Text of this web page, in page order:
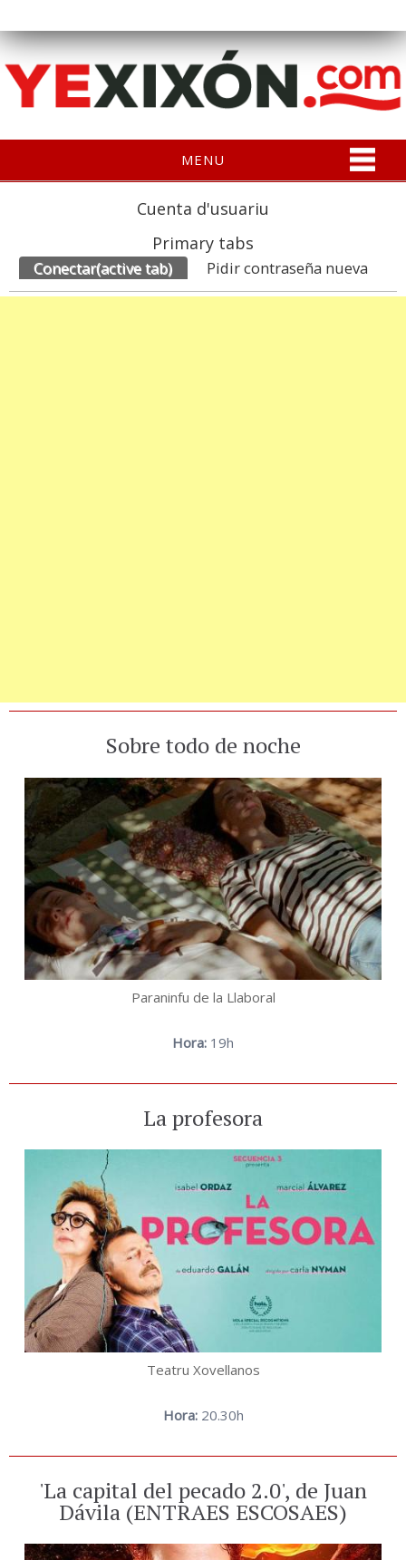
MENU
Cuenta d'usuariu
Primary tabs
Conectar(active tab) Pidir contraseña nueva
Sobre todo de noche
Paraninfu de la Llaboral
Hora: 19h
La profesora
Teatru Xovellanos
Hora:20.30h
'La capital del pecado 2.0', de Juan
Dávila (ENTRAES ESCOSAES)